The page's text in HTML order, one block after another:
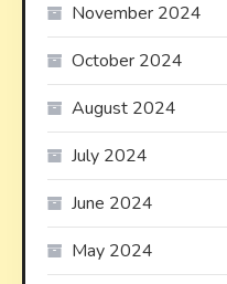
November 2024
October 2024
August 2024
July 2024
June 2024
May 2024